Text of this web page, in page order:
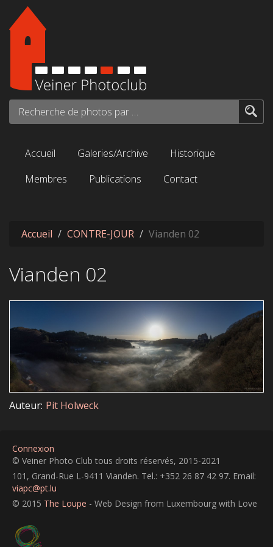
Aller au contenu principal
Recherche de photos par mots-clés...
Accueil Galeries/Archive
Historique
Membres
Publications Contact
Accueil CONTRE-JOUR Vianden 02
Vianden 02
Auteur Pit Holweck
Connexion
© Veiner Photo Club tous droits réservés, 2015-2021
101, Grand-Rue L-9411 Vianden. Tel.: +352 26 87 42 97. Email:
viapc@pt.lu
© 2015 The Loupe - Web Design from Luxembourg with Love